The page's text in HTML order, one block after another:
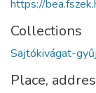
https://
Collections
Sajtókivágat-
Place,